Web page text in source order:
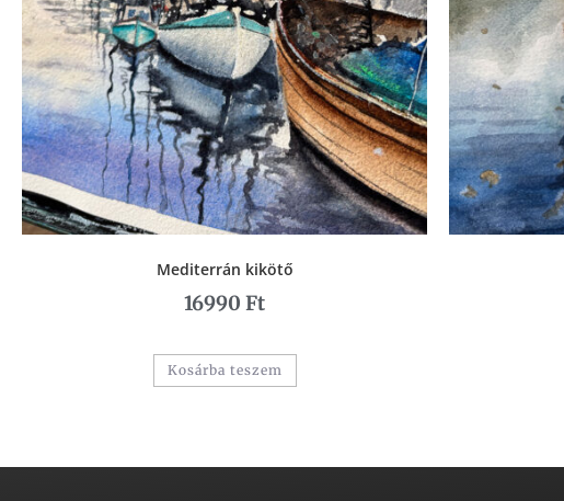
Mediterrán kikötő
16990 Ft
Kosárba teszem